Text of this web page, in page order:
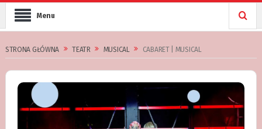
Menu
STRONA GŁÓWNA TEATR MUSICAL CABARET | MUSICAL